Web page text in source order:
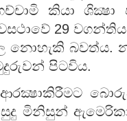
කියා ශික්‍ෂා
29
නොහැකි බවත්‌ය.
පිටවිය.
ආරක්‍ෂාකිරීමට
මිනිසුන්